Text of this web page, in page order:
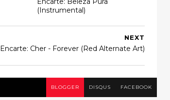
(Instrumental)
NEXT
Encarte: Cher - Forever (Red Alternate Art)
BLOGGER DISQUS FACEBOOK